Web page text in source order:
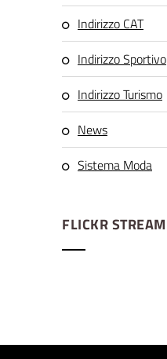
Indirizzo CAT
Indirizzo Sportivo
Indirizzo Turismo
News
Sistema Moda
FLICKR STREAM